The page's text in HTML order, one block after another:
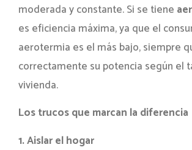
moderada y constante. Si se tiene
es eficiencia máxima, ya que el
aerotermia es el más bajo, siempre
correctamente su potencia según el
vivienda.
Los trucos que marcan la diferencia
1. Aislar el hogar